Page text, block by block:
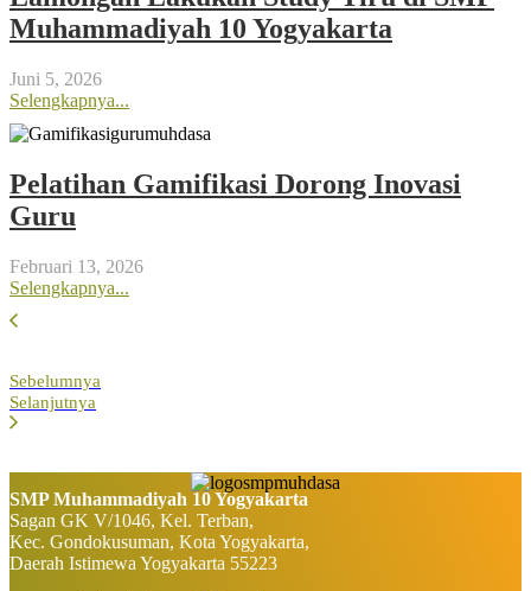
Muhammadiyah 10 Yogyakarta
Juni 5, 2026
Selengkapnya...
Pelatihan Gamifikasi Dorong Inovasi
Guru
Februari 13, 2026
Selengkapnya...
Sebelumnya
Selanjutnya
SMP Muhammadiyah 10 Yogyakarta
Sagan GK V/1046, Kel. Terban,
Kec. Gondokusuman, Kota Yogyakarta,
Daerah Istimewa Yogyakarta 55223